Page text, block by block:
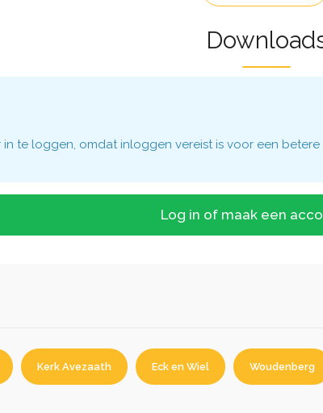
te loggen, omdat inloggen vereist is voor een betere
Log in of maak een
Kerk Avezaath Eck en Wiel Woudenberg